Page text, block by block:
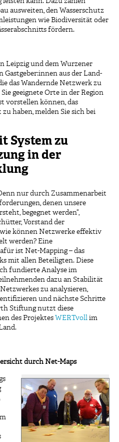
ausweiten, den Wasserschutz
wie Biodiversität oder
fördern.
Leipzig und dem Wurzener
aus der Land-
das Wandernde Netzwerk zu
geeignete Orte in der Region
vorstellen können, das
haben, melden Sie sich bei
System zu
in der
nur durch Zusammenarbeit
denen unsere
begegnet werden“,
Vorstand der
können Netzwerke effektiv
werden? Eine
ist Net-Mapping – das
mit allen Beteiligten. Diese
fundierte Analyse im
dazu an Stabilität
zu analysieren,
und nächste Schritte
Stiftung nutzt diese
des Projektes WERTvoll im
durch Net-Maps